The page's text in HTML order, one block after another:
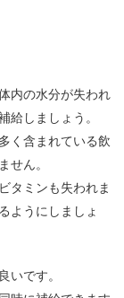
内の水分が失われ
給しましょう。
く含まれている飲
せん。
タミンも失われま
ようにしましょ
いです。